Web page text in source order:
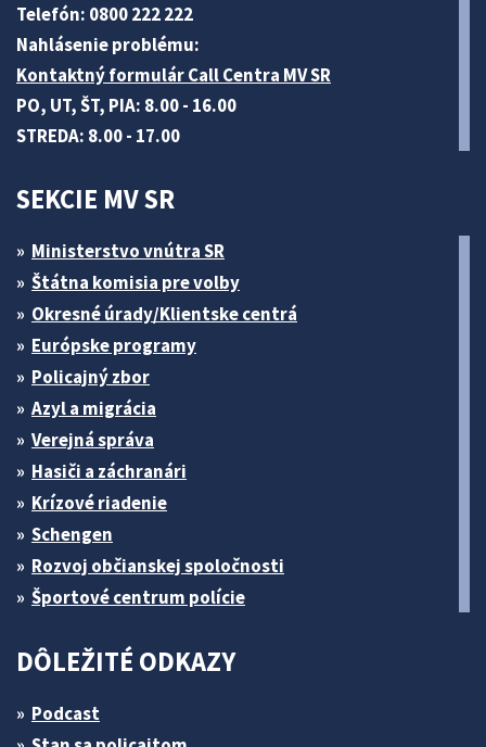
Telefón: 0800 222 222
Nahlásenie problému:
Kontaktný formulár Call Centra MV SR
PO, UT, ŠT, PIA: 8.00 - 16.00
STREDA: 8.00 - 17.00
SEKCIE MV SR
Ministerstvo vnútra SR
Štátna komisia pre volby
Okresné úrady/Klientske centrá
Európske programy
Policajný zbor
Azyl a migrácia
Verejná správa
Hasiči a záchranári
Krízové riadenie
Schengen
Rozvoj občianskej spoločnosti
Športové centrum polície
DÔLEŽITÉ ODKAZY
Podcast